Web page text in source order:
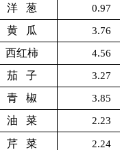
洋 葱 0.97
黄 瓜 3.76
西红柿 4.56
茄 子 3.27
青 椒 3.85
油 菜 2.23
芹 菜 2.24